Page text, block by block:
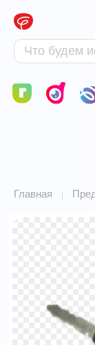
Главная |